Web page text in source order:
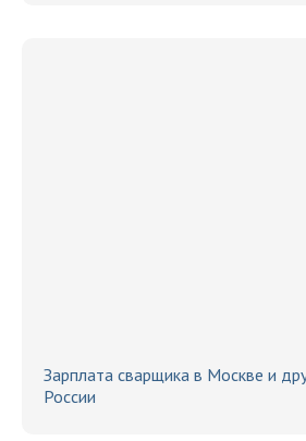
Зарплата сварщика в Москве и
России